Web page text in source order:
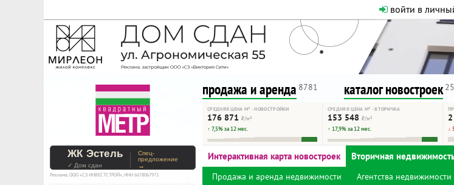
войти в
На Метре реклама - только нормальная.
Помогайте независимому ресурсу, как он
продажа и аренда 8781 каталог новостроек
СРЕДНЯЯ ЦЕНА М² · НОВОСТРОЙКИ
176 871 ₽/м²
↑ 7,5% за 12 мес.
СРЕДНЯЯ ЦЕНА М² · ВТОРИЧКА
153 548 ₽/м²
↑ 17,9% за 12 мес.
↓
ЖК Эстель
✓ Дом сдан
Спец-
предложение
→
Реклама. ООО «СЗ ИНВЕСТСТРОЙ», ИНН 6678067973
Интерактивная карта новостроек Вторичная
Продажа и аренда недвижимости Агентства недвижимости